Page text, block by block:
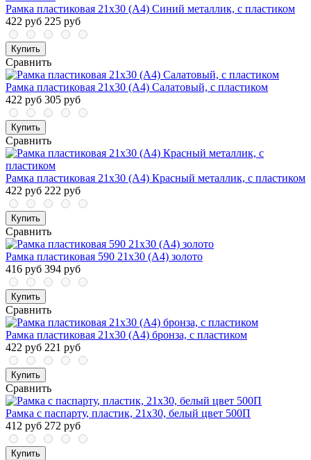
Рамка пластиковая 21x30 (A4) Синий металлик, с пластиком
422 руб 225 руб
Купить
Сравнить
Рамка пластиковая 21x30 (A4) Салатовый, с пластиком
422 руб 305 руб
Купить
Сравнить
Рамка пластиковая 21x30 (A4) Красный металлик, с пластиком
422 руб 222 руб
Купить
Сравнить
Рамка пластиковая 590 21x30 (A4) золото
416 руб 394 руб
Купить
Сравнить
Рамка пластиковая 21x30 (A4) бронза, с пластиком
422 руб 221 руб
Купить
Сравнить
Рамка с паспарту, пластик, 21х30, белый цвет 500П
412 руб 272 руб
Купить